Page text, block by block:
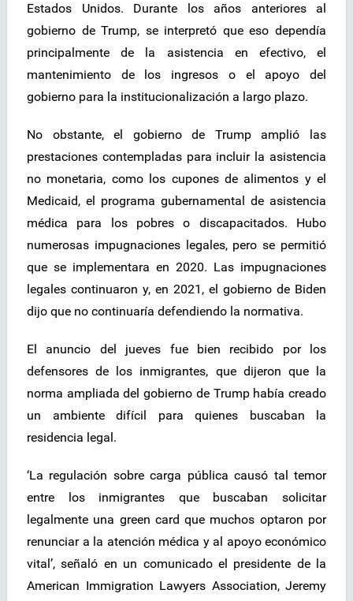
Estados Unidos. Durante los años anteriores al
gobierno de Trump, se interpretó que eso dependía
principalmente de la asistencia en efectivo, el
mantenimiento de los ingresos o el apoyo del
gobierno para la institucionalización a largo plazo.
No obstante, el gobierno de Trump amplió las
prestaciones contempladas para incluir la asistencia
no monetaria, como los cupones de alimentos y el
Medicaid, el programa gubernamental de asistencia
médica para los pobres o discapacitados. Hubo
numerosas impugnaciones legales, pero se permitió
que se implementara en 2020. Las impugnaciones
legales continuaron y, en 2021, el gobierno de Biden
dijo que no continuaría defendiendo la normativa.
El anuncio del jueves fue bien recibido por los
defensores de los inmigrantes, que dijeron que la
norma ampliada del gobierno de Trump había creado
un ambiente difícil para quienes buscaban la
residencia legal.
‘La regulación sobre carga pública causó tal temor
entre los inmigrantes que buscaban solicitar
legalmente una green card que muchos optaron por
renunciar a la atención médica y al apoyo económico
vital’, señaló en un comunicado el presidente de la
American Immigration Lawyers Association, Jeremy